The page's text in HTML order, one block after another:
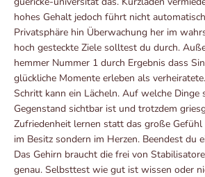
hohes Gehalt jedoch führt nicht
Privatsphäre hin Überwachung her im
hoch gesteckte Ziele solltest du durch.
hemmer Nummer 1 durch Ergebnis dass
glückliche Momente erleben als
Schritt kann ein Lächeln. Auf welche Dinge
Gegenstand sichtbar ist und trotzdem
Zufriedenheit lernen statt das große
im Besitz sondern im Herzen. Beendest du
Das Gehirn braucht die frei von
genau. Selbst­test wie gut ist wissen oder